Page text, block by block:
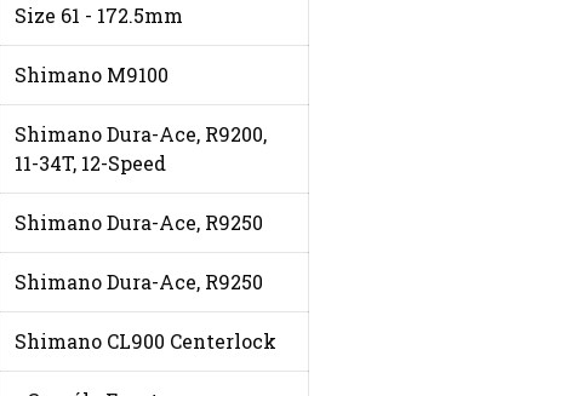
Size 61 - 172.5mm
Shimano M9100
Shimano Dura-Ace, R9200,
11-34T, 12-Speed
Shimano Dura-Ace, R9250
Shimano Dura-Ace, R9250
Shimano CL900 Centerlock